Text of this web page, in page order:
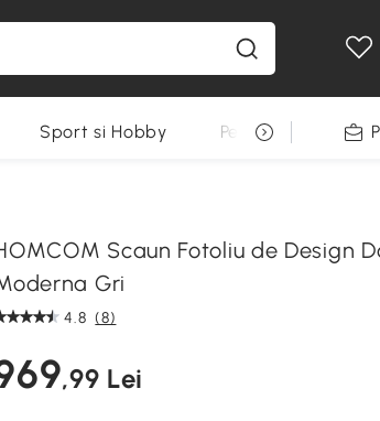
Sport si Hobby Pentru animale
Scaun Fotoliu de Design
Gri
4.8 (8)
,99 Lei